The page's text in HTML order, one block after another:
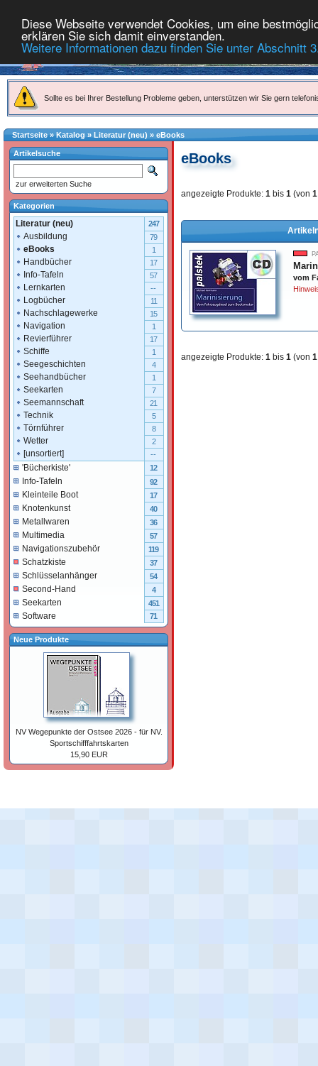
Diese Webseite verwendet Cookies, um eine
erklären Sie sich damit einverstanden.
Weitere Informationen dazu finden Sie unter Abschnitt
Sollte es bei Ihrer Bestellung Probleme geben, unterstützen wir Sie gern
Startseite»Katalog » Literatur (neu) » eBooks
eBooks
angezeigte Produkte: 1 bis 1 (von 1
vom
angezeigte Produkte: 1 bis 1 (von 1
Artikelsuche
zur erweiterten Suche
Kategorien
Literatur (neu) 247
Ausbildung 79
eBooks 1
Handbücher 17
Info-Tafeln 57
Lernkarten --
Logbücher 11
Nachschlagewerke 15
Navigation 1
Revierführer 17
Schiffe 1
Seegeschichten 4
Seehandbücher 1
Seekarten 7
Seemannschaft 21
Technik 5
Törnführer 8
Wetter 2
[unsortiert] --
'Bücherkiste' 12
Info-Tafeln 92
Kleinteile Boot 17
Knotenkunst 40
Metallwaren 36
Multimedia 57
Navigationszubehör 119
Schatzkiste 37
Schlüsselanhänger 54
Second-Hand 4
Seekarten 451
Software 71
Neue Produkte
NV Wegepunkte der Ostsee 2026 - für NV.
Sportschifffahrtskarten
15,90 EUR